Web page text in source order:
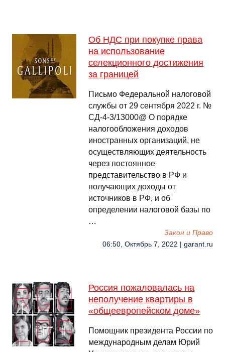
Об НДС при покупке права
на использование
селекционного достижения
за границей
Письмо Федеральной налоговой
службы от 29 сентября 2022 г. №
СД-4-3/13000@ О порядке
налогообложения доходов
иностранных организаций, не
осуществляющих деятельность
через постоянное
представительство в РФ и
получающих доходы от
источников в РФ, и об
определении налоговой базы по
…
Закон и Право
06:50, Октябрь 7, 2022 | garant.ru
Россия пожаловалась на
неполучение квартиры в
«общеевропейском доме»
Помощник президента России по
международным делам Юрий